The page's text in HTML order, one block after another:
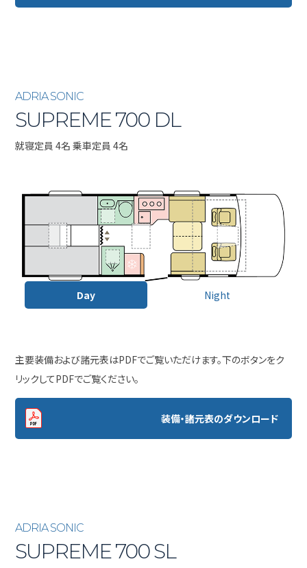
ADRIA SONIC
SUPREME 700 DL
就寝定員 4名 乗車定員 4名
Day Night
主要装備および諸元表はPDFでご覧いただけます。下のボタンをク
リックしてPDFでご覧ください。
装備・諸元表のダウンロード
ADRIA SONIC
SUPREME 700 SL